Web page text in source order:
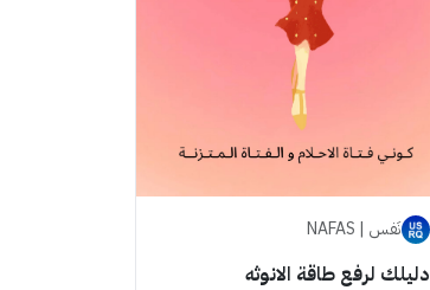
نَفس | NAFAS
دليلك لرفع طاقة الانوثه